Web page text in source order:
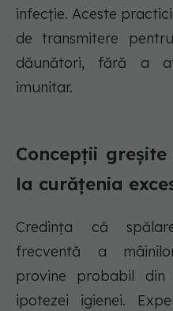
infecție. Aceste
de transmitere
dăunători, fără a
imunitar.
Concepții
la curățenia
Credința că
frecventă a
provine probabil
ipotezei igienei.